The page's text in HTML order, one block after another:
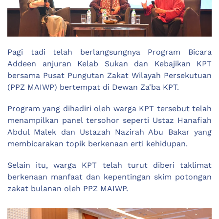
Pagi tadi telah berlangsungnya Program Bicara
Addeen anjuran Kelab Sukan dan Kebajikan KPT
bersama Pusat Pungutan Zakat Wilayah Persekutuan
(PPZ MAIWP) bertempat di Dewan Za'ba KPT.
Program yang dihadiri oleh warga KPT tersebut telah
menampilkan panel tersohor seperti Ustaz Hanafiah
Abdul Malek dan Ustazah Nazirah Abu Bakar yang
membicarakan topik berkenaan erti kehidupan.
Selain itu, warga KPT telah turut diberi taklimat
berkenaan manfaat dan kepentingan skim potongan
zakat bulanan oleh PPZ MAIWP.